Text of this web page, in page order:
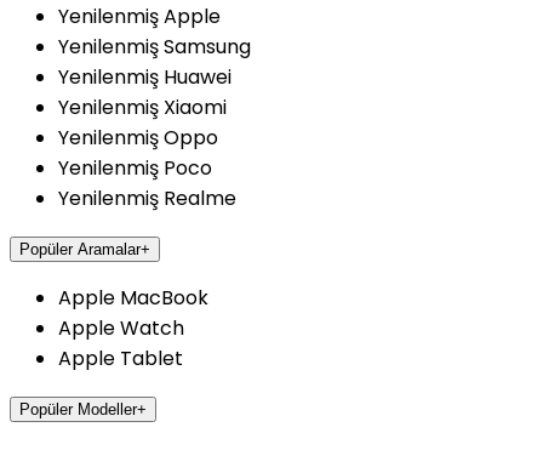
Yenilenmiş Apple
Yenilenmiş Samsung
Yenilenmiş Huawei
Yenilenmiş Xiaomi
Yenilenmiş Oppo
Yenilenmiş Poco
Yenilenmiş Realme
Popüler Aramalar+
Apple MacBook
Apple Watch
Apple Tablet
Popüler Modeller+